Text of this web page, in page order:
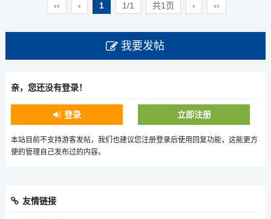
‹‹ ‹ 1 1/1 共1页 › ››
我要发帖
亲，您还没有登录！
登录 立即注册
本站目前不支持游客发帖，我们也建议您注册登录后使用回复功能，这能更方
便的管理自己发布过的内容。
友情链接